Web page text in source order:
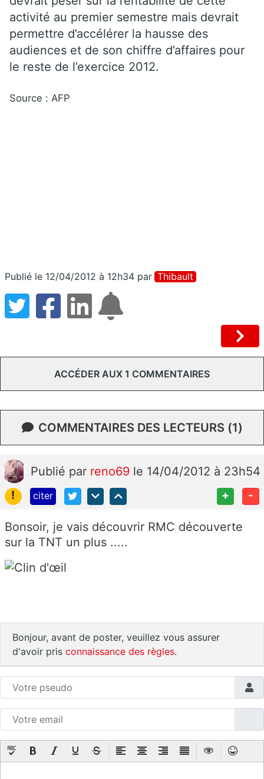
activité au premier semestre mais devrait
permettre d’accélérer la hausse des
audiences et de son chiffre d’affaires pour
le reste de l’exercice 2012.
Source : AFP
Publié le 12/04/2012 à 12h34 par Thibault
ACCÉDER AUX 1 COMMENTAIRES
COMMENTAIRES DES LECTEURS (1)
Publié par reno69 le 14/04/2012 à 23h54
!
citer + -
Bonsoir, je vais découvrir RMC découverte
sur la TNT un plus .....
Bonjour, avant de poster, veuillez vous assurer
d'avoir pris connaissance des règles.